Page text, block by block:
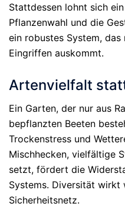
Stattdessen lohnt sich
Pflanzenwahl und die
ein robustes System,
Eingriffen auskommt.
Artenvielfalt
Ein Garten, der nur aus
bepflanzten Beeten
Trockenstress und
Mischhecken, vielfältige
setzt, fördert die
Systems. Diversität wirkt
Sicherheitsnetz.